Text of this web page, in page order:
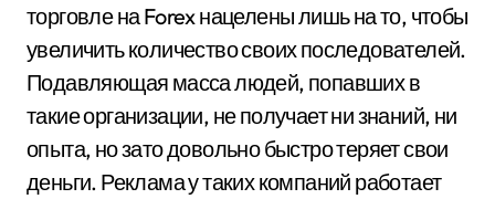
торговле на Forex нацелены лишь на то, чтобы
увеличить количество своих последователей.
Подавляющая масса людей, попавших в
такие организации, не получает ни знаний, ни
опыта, но зато довольно быстро теряет свои
деньги. Реклама у таких компаний работает